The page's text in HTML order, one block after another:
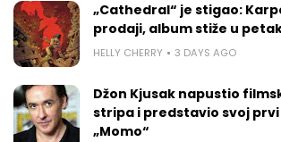
„Cathedral“ je stigao:
prodaji, album stiže u
HELLY CHERRY 3 DAYS AGO
Džon Kjusak napustio
stripa i predstavio svoj
„Momo“